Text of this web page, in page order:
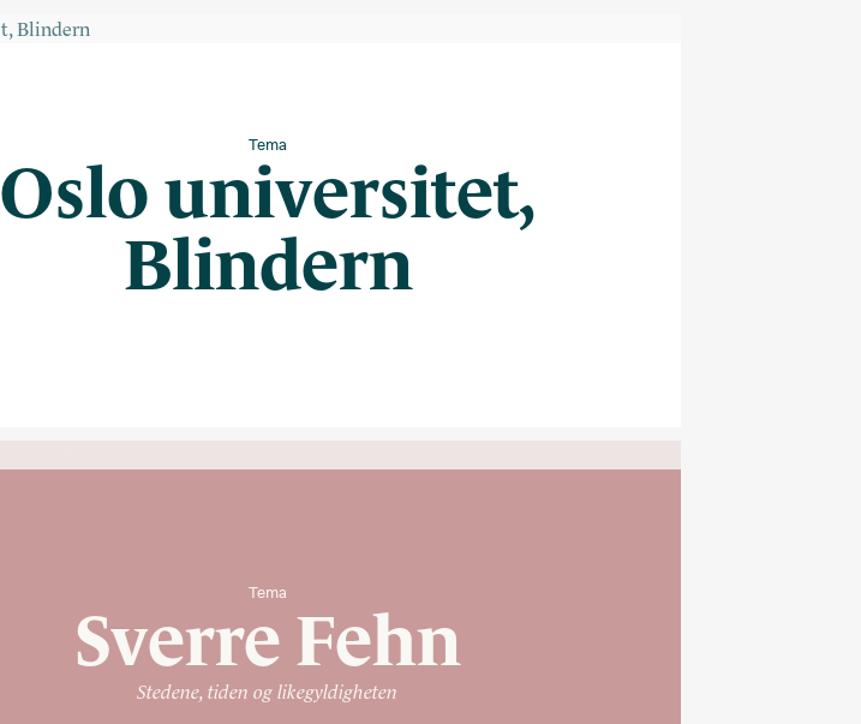
Tema
Oslo universitet,
Blindern
Tema
Sverre Fehn
Stedene, tiden og likegyldigheten